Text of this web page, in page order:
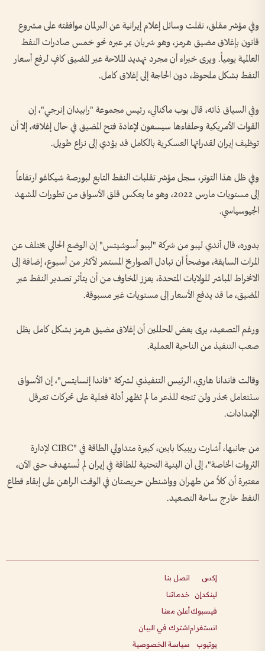
وفي مؤشر مقلق، نقلت وسائل إعلام إيرانية عن البرلمان موافقته على مشروع
قانون بإغلاق مضيق هرمز، وهو شريان يمر عبره نحو خمس صادرات النفط
العالمية يومياً. ويرى خبراء أن مجرد تهديد الملاحة عبر المضيق كافٍ لرفع أسعار
النفط بشكل ملحوظ، دون الحاجة إلى إغلاق كامل.
وفي السياق ذاته، قال بوب ماكنالي، رئيس مجموعة "رابيدان إنرجي"، إن
القوات الأمريكية وحلفاءها سيسعون لإعادة فتح المضيق في حال إغلاقه، إلا أن
توظيف إيران لقدراتها العسكرية بالكامل قد يؤدي إلى نزاع طويل.
وفي ظل هذا التوتر، سجل مؤشر تقلبات النفط التابع لبورصة شيكاغو ارتفاعاً
إلى مستويات مارس 2022، وهو ما يعكس قلق الأسواق من تطورات المشهد
الجيوسياسي.
بدوره، قال آندي ليبو من شركة "ليبو أسوشيتس" إن الوضع الحالي يختلف عن
المرات السابقة، موضحاً أن تبادل الصواريخ المستمر لأكثر من أسبوع، إضافة إلى
الانخراط المباشر للولايات المتحدة، يعزز المخاوف من أن يتأثر تصدير النفط عبر
المضيق، ما قد يدفع الأسعار إلى مستويات غير مسبوقة.
ورغم التصعيد، يرى بعض المحللين أن إغلاق مضيق هرمز بشكل كامل يظل
صعب التنفيذ من الناحية العملية.
وقالت فاندانا هاري، الرئيس التنفيذي لشركة "فاندا إنسايتس"، إن الأسواق
ستتعامل بحذر ولن تتجه للذعر ما لم تظهر أدلة فعلية على تحركات تعرقل
الإمدادات.
من جانبها، أشارت ريبيكا بابين، كبيرة متداولي الطاقة في "CIBC لإدارة
الثروات الخاصة"، إلى أن البنية التحتية للطاقة في إيران لم تُستهدف حتى الآن،
معتبرة أن كلاً من طهران وواشنطن حريصتان في الوقت الراهن على إبقاء قطاع
النفط خارج ساحة التصعيد.
إكس
لينكدإن
فيسبوك
انستغرام
يوتيوب
اتصل بنا
خدماتنا
أعلن معنا
اشترك في البيان
سياسة الخصوصية